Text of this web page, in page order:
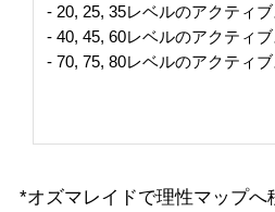
- 20, 25, 35レベルのアクティ
- 40, 45, 60レベルのアクティ
- 70, 75, 80レベルのアクティ
*オズマレイドで理性マップ